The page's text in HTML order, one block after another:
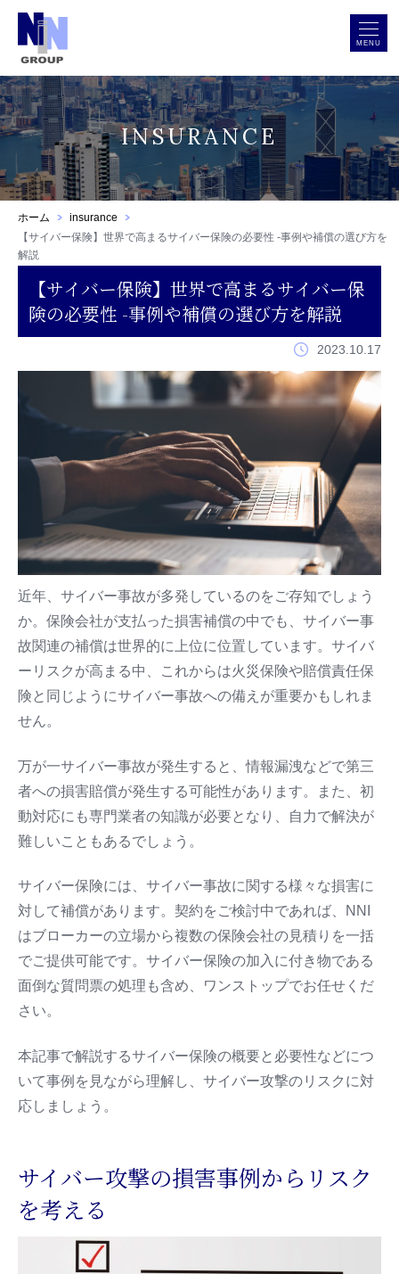
MENU
INSURANCE
ホーム
insurance
【サイバー保険】世界で高まるサイバー保険の必要性 -事例や補償の選び方を
解説
【サイバー保険】世界で高まるサイバー保
険の必要性 -事例や補償の選び方を解説
2023.10.17
近年、サイバー事故が多発しているのをご存知でしょう
か。保険会社が支払った損害補償の中でも、サイバー事
故関連の補償は世界的に上位に位置しています。サイバ
ーリスクが高まる中、これからは火災保険や賠償責任保
険と同じようにサイバー事故への備えが重要かもしれま
せん。
万が一サイバー事故が発生すると、情報漏洩などで第三
者への損害賠償が発生する可能性があります。また、初
動対応にも専門業者の知識が必要となり、自力で解決が
難しいこともあるでしょう。
サイバー保険には、サイバー事故に関する様々な損害に
対して補償があります。契約をご検討中であれば、NNI
はブローカーの立場から複数の保険会社の見積りを一括
でご提供可能です。サイバー保険の加入に付き物である
面倒な質問票の処理も含め、ワンストップでお任せくだ
さい。
本記事で解説するサイバー保険の概要と必要性などにつ
いて事例を見ながら理解し、サイバー攻撃のリスクに対
応しましょう。
サイバー攻撃の損害事例からリスク
を考える